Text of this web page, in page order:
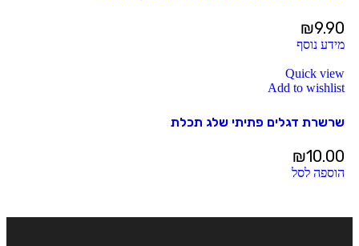
₪9.90
מידע נוסף
Quick view
Add to wishlist
שרשרת דגלים פתיתי שלג תכלת
₪10.00
הוספה לסל